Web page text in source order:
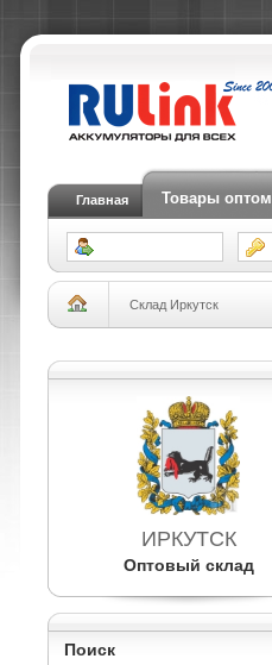
Главная Товары оптом
Склад Иркутск
ИРКУТСК
Оптовый склад
Поиск